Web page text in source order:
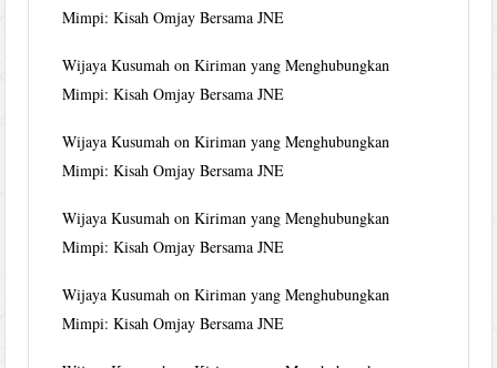
Mimpi: Kisah Omjay Bersama JNE
Wijaya Kusumah onKiriman yang Menghubungkan
Mimpi: Kisah Omjay Bersama JNE
Wijaya Kusumah onKiriman yang Menghubungkan
Mimpi: Kisah Omjay Bersama JNE
Wijaya Kusumah onKiriman yang Menghubungkan
Mimpi: Kisah Omjay Bersama JNE
Wijaya Kusumah onKiriman yang Menghubungkan
Mimpi: Kisah Omjay Bersama JNE